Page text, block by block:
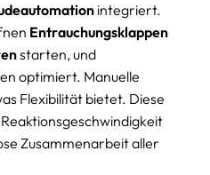
integriert.
Entrauchungsklappen
starten, und
optimiert. Manuelle
Flexibilität bietet. Diese
Zusammenarbeit aller